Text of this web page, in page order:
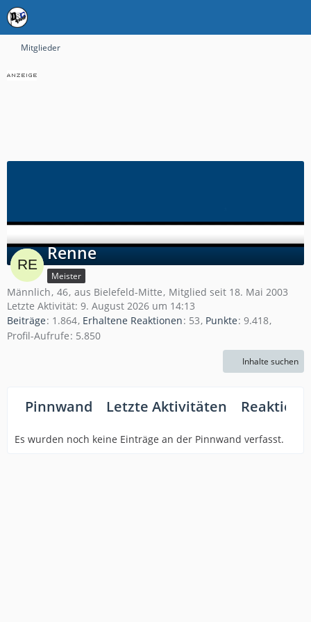
Mitglieder
Renne
Meister
Männlich 46 aus Bielefeld-Mitte Mitglied seit 18. Mai 2003
Letzte Aktivität: 9. August 2026 um 14:13
Beiträge 1.864 Erhaltene Reaktionen 53 Punkte 9.418
Profil-Aufrufe 5.850
Inhalte suchen
Pinnwand Letzte Aktivitäten
Es wurden noch keine Einträge an der Pinnwand verfasst.